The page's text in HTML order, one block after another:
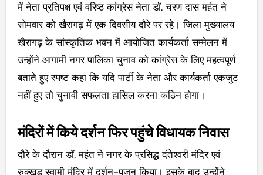
में नेता प्रतिपक्ष एवं वरिष्ठ कांग्रेस नेता डॉ. चरण दास महंत ने
सोमवार को खैरागढ़ में एक दिवसीय दौरे पर रहे। जिला मुख्यालय
खैरागढ़ के सांस्कृतिक भवन में आयोजित कार्यकर्ता सम्मेलन में
उन्होंने आगामी नगर पालिका चुनाव को कांग्रेस के लिए महत्वपूर्ण
बताते हुए स्पष्ट कहा कि यदि पार्टी के नेता और कार्यकर्ता एकजुट
नहीं हुए तो चुनावी सफलता हासिल करना कठिन होगा।
मंदिरों में किये दर्शन फिर पहुंचे विधायक निवास
दौरे के दौरान डॉ. महंत ने नगर के प्रसिद्ध दंतेश्वरी मंदिर एवं
रुक्खड़ स्वामी मंदिर में दर्शन-पूजन किया। इसके बाद उन्होंने